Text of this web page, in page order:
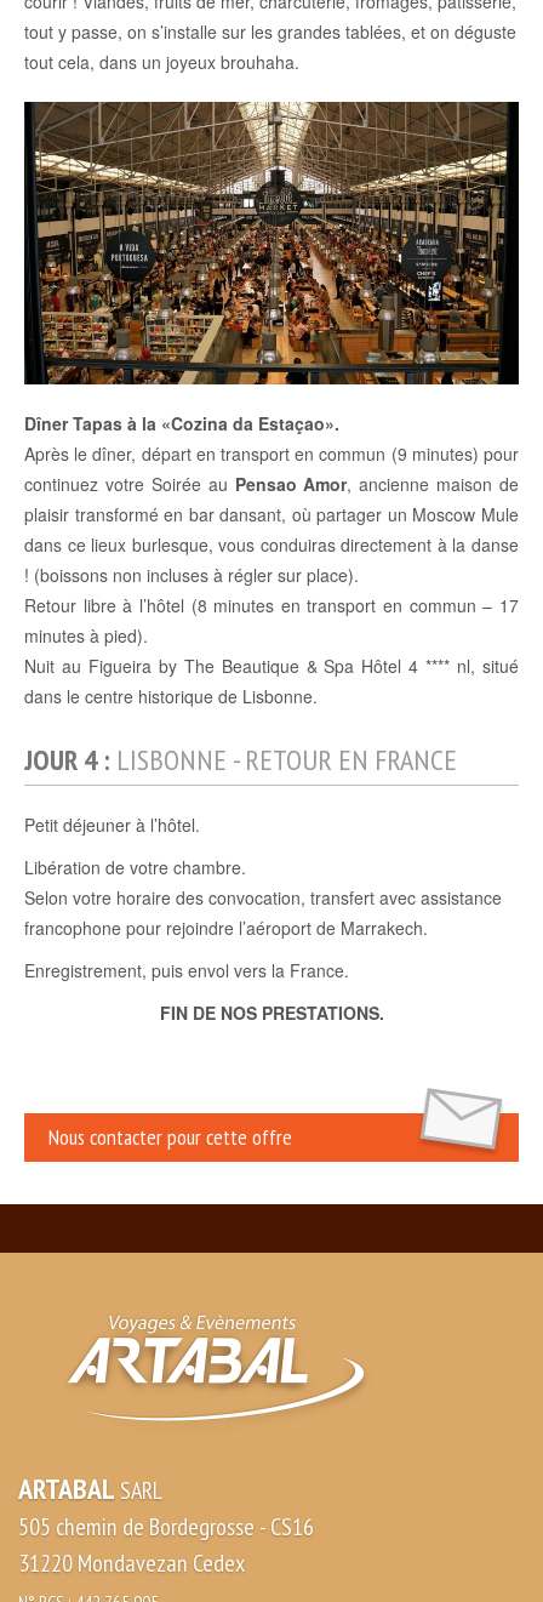
tout y passe, on s’installe sur les grandes tablées, et on déguste
tout cela, dans un joyeux brouhaha.
Dîner Tapas à la «Cozina da Estaçao».
Après le dîner, départ en transport en commun (9 minutes) pour
continuez votre Soirée au Pensao Amor, ancienne maison de
plaisir transformé en bar dansant, où partager un Moscow Mule
dans ce lieux burlesque, vous conduiras directement à la danse
! (boissons non incluses à régler sur place).
Retour libre à l’hôtel (8 minutes en transport en commun – 17
minutes à pied).
Nuit au Figueira by The Beautique & Spa Hôtel 4 **** nl, situé
dans le centre historique de Lisbonne.
JOUR 4 : LISBONNE - RETOUR EN FRANCE
Petit déjeuner à l’hôtel.
Libération de votre chambre.
Selon votre horaire des convocation, transfert avec assistance
francophone pour rejoindre l’aéroport de Marrakech.
Enregistrement, puis envol vers la France.
FIN DE NOS PRESTATIONS.
Nous contacter pour cette offre
ARTABAL SARL
505 chemin de Bordegrosse - CS16
31220 Mondavezan Cedex